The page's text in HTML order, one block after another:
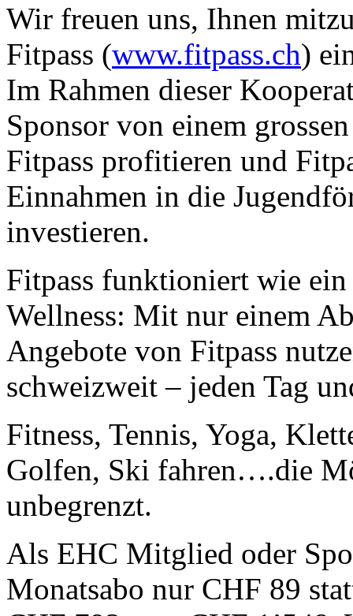
Wir freuen uns, Ihnen
Fitpass (www.fitpass.ch)
Im Rahmen dieser
Sponsor von einem
Fitpass profitieren und
Einnahmen in die
investieren.
Fitpass funktioniert wie
Wellness: Mit nur einem
Angebote von Fitpass
schweizweit – jeden Tag
Fitness, Tennis, Yoga,
Golfen, Ski fahren….die
unbegrenzt.
Als EHC Mitglied oder
Monatsabo nur CHF 89